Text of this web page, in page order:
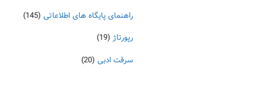
راهنمای پایگاه های اطلاعاتی (145)
رپورتاژ (19)
سرقت ادبی (20)